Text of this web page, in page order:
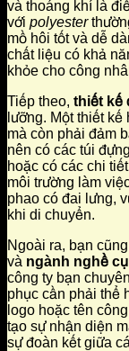
và thoáng khí là
với polyester
mồ hôi tốt và dễ
chất liệu có khả
khỏe cho công
Tiếp theo, thiết kế
lưỡng. Một thiết
mà còn phải đảm
nên có các túi
hoặc có các chi
môi trường làm
phao có đai lưng,
khi di chuyển.
Ngoài ra, bạn
và ngành nghề
công ty bạn
phục cần phải thể
logo hoặc tên
tạo sự nhận diện
sự đoàn kết giữa